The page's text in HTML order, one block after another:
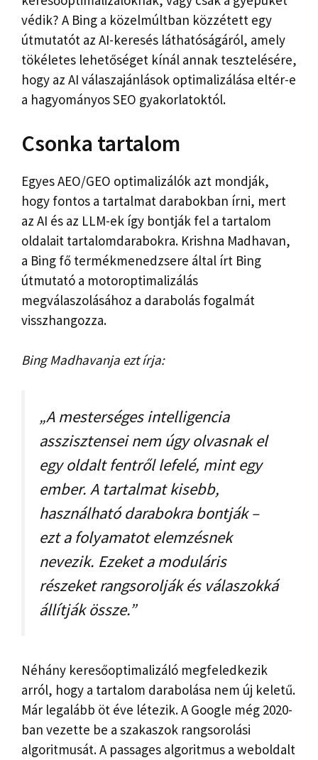
védik? A Bing a közelmúltban közzétett egy
útmutatót az AI-keresés láthatóságáról, amely
tökéletes lehetőséget kínál annak tesztelésére,
hogy az AI válaszajánlások optimalizálása eltér-e
a hagyományos SEO gyakorlatoktól.
Csonka tartalom
Egyes AEO/GEO optimalizálók azt mondják,
hogy fontos a tartalmat darabokban írni, mert
az AI és az LLM-ek így bontják fel a tartalom
oldalait tartalomdarabokra. Krishna Madhavan,
a Bing fő termékmenedzsere által írt Bing
útmutató a motoroptimalizálás
megválaszolásához a darabolás fogalmát
visszhangozza.
Bing Madhavanja ezt írja:
„A mesterséges intelligencia
asszisztensei nem úgy olvasnak el
egy oldalt fentről lefelé, mint egy
ember. A tartalmat kisebb,
használható darabokra bontják –
ezt a folyamatot elemzésnek
nevezik. Ezeket a moduláris
részeket rangsorolják és válaszokká
állítják össze.”
Néhány keresőoptimalizáló megfeledkezik
arról, hogy a tartalom darabolása nem új keletű.
Már legalább öt éve létezik. A Google még 2020-
ban vezette be a szakaszok rangsorolási
algoritmusát. A passages algoritmus a weboldalt